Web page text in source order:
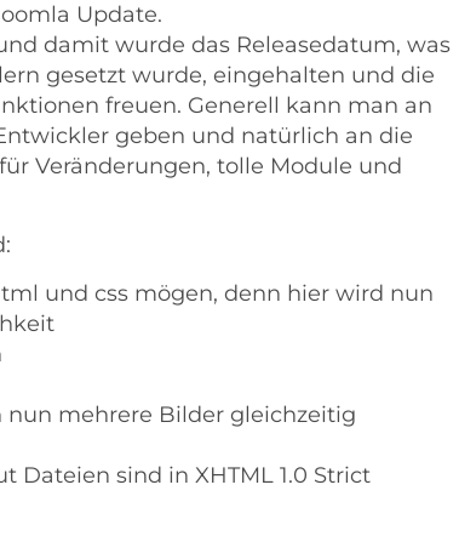
Update.
damit wurde das Releasedatum, was
gesetzt wurde, eingehalten und die
freuen. Generell kann man an
geben und natürlich an die
Veränderungen, tolle Module und
und css mögen, denn hier wird nun
nun mehrere Bilder gleichzeitig
Dateien sind in XHTML 1.0 Strict